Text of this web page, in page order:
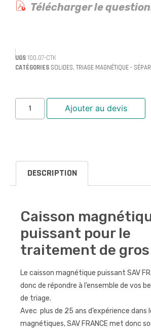
Télécharger le
UGS100.07-CTK
CATÉGORIES SOLIDES, TRIAGE MAGNÉTIQUE -
Ajouter au devis
DESCRIPTION
Caisson
puissant pour le
traitement de gros
Le caisson magnétique puissant SAV
donc de répondre à l’ensemble de vos
de triage.
Avec plus de 25 ans d’expérience dans
magnétiques, SAV FRANCE met donc